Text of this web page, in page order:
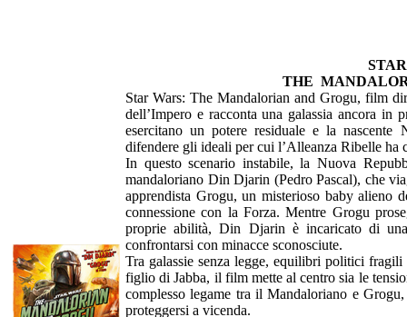
THE
Star Wars: The Mandalorian and Grogu, film
dell’Impero e racconta una galassia ancora in
esercitano un potere residuale e la
difendere gli ideali per cui l’Alleanza Ribelle ha
In questo scenario instabile, la Nuova
mandaloriano Din Djarin (Pedro Pascal), che
apprendista Grogu, un misterioso baby alieno
connessione con la Forza. Mentre Grogu
proprie abilità, Din Djarin è incaricato di
confrontarsi con minacce sconosciute.
Tra galassie senza legge, equilibri politici
figlio di Jabba, il film mette al centro sia le
complesso legame tra il Mandaloriano e
proteggersi a vicenda.